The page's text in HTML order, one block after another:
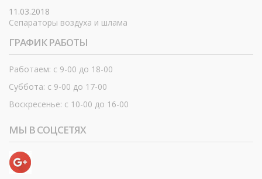
11.03.2018
Сепараторы воздуха и шлама
ГРАФИК РАБОТЫ
Работаем: с 9-00 до 18-00
Суббота: с 9-00 до 17-00
Воскресенье: с 10-00 до 16-00
МЫ В СОЦСЕТЯХ